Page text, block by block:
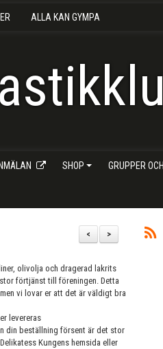
ALLA KAN GYMPA
SHOP GRUPPER
>
<
olivolja och dragerad lakrits
förtjänst till föreningen. Detta
vi lovar er att det är väldigt bra
levereras
din beställning försent är det stor
Kungens hemsida eller